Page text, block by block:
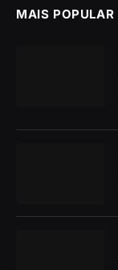
MAIS POPULAR